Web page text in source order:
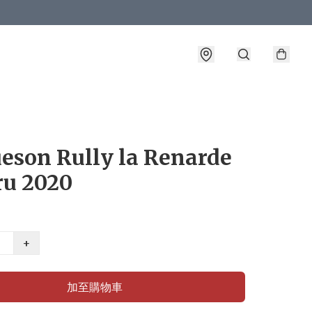
Rully la Renarde
2020
+
加至購物車